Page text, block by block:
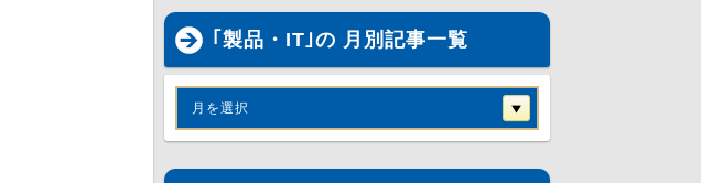
｢製品・IT｣の 月別記事一覧
月を選択